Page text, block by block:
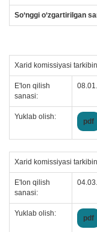
So‘nggi o‘zgartirilgan
Xarid komissiyasi
E'lon qilish
sanasi:
Yuklab olish:
pdf
Xarid komissiyasi
E'lon qilish
sanasi:
Yuklab olish:
pdf